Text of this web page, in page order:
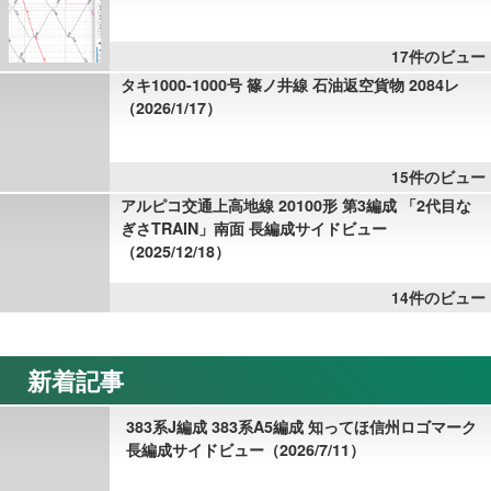
17件のビュー
タキ1000-1000号 篠ノ井線 石油返空貨物 2084レ
（2026/1/17）
15件のビュー
アルピコ交通上高地線 20100形 第3編成 「2代目な
ぎさTRAIN」南面 長編成サイドビュー
（2025/12/18）
14件のビュー
新着記事
383系J編成 383系A5編成 知ってほ信州ロゴマーク
長編成サイドビュー（2026/7/11）